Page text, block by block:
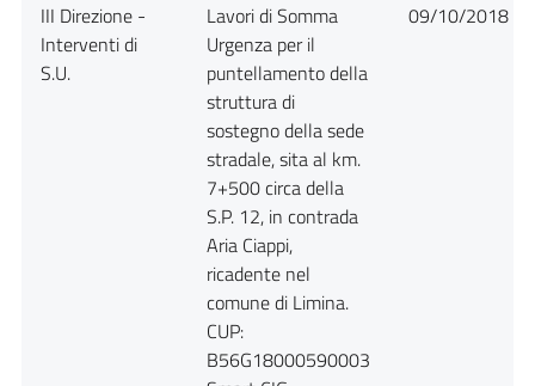
III Direzione -
Interventi di
S.U.
Lavori di Somma
Urgenza per il
puntellamento della
struttura di
sostegno della sede
stradale, sita al km.
7+500 circa della
S.P. 12, in contrada
Aria Ciappi,
ricadente nel
comune di Limina.
CUP:
B56G18000590003
09/10/2018